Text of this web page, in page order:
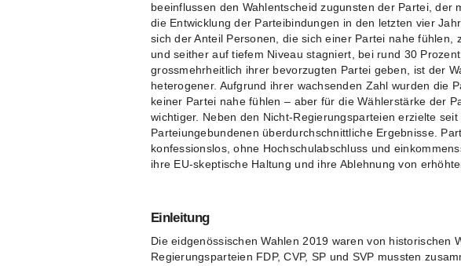
beeinflussen den Wahlentscheid zugunsten der Partei,
die Entwicklung der Parteibindungen in den letzten vier
sich der Anteil Personen, die sich einer Partei nahe
und seither auf tiefem Niveau stagniert, bei rund 30
grossmehrheitlich ihrer bevorzugten Partei geben, ist der
heterogener. Aufgrund ihrer wachsenden Zahl wurden die
keiner Partei nahe fühlen – aber für die Wählerstärke der
wichtiger. Neben den Nicht-Regierungsparteien erzielte
Parteiungebundenen überdurchschnittliche Ergebnisse.
konfessionslos, ohne Hochschulabschluss und
ihre EU-skeptische Haltung und ihre Ablehnung von
Einleitung
Die eidgenössischen Wahlen 2019 waren von historischen
Regierungsparteien FDP, CVP, SP und SVP mussten